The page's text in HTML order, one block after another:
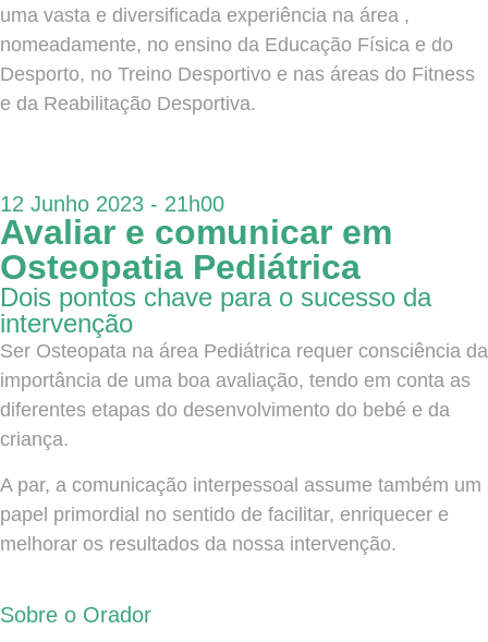
uma vasta e diversificada experiência na área ,
nomeadamente, no ensino da Educação Física e do
Desporto, no Treino Desportivo e nas áreas do Fitness
e da Reabilitação Desportiva.
12 Junho 2023 - 21h00
Avaliar e comunicar em
Osteopatia Pediátrica
Dois pontos chave para o sucesso da
intervenção
Ser Osteopata na área Pediátrica requer consciência da
importância de uma boa avaliação, tendo em conta as
diferentes etapas do desenvolvimento do bebé e da
criança.
A par, a comunicação interpessoal assume também um
papel primordial no sentido de facilitar, enriquecer e
melhorar os resultados da nossa intervenção.
Sobre o Orador